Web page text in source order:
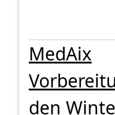
MedAix
den